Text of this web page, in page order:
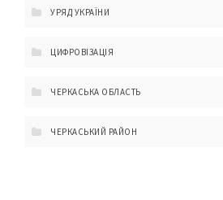
УРЯД УКРАЇНИ
ЦИФРОВІЗАЦІЯ
ЧЕРКАСЬКА ОБЛАСТЬ
ЧЕРКАСЬКИЙ РАЙОН